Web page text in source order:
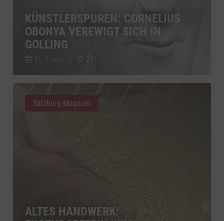
KÜNSTLERSPUREN: CORNELIUS
OBONYA VEREWIGT SICH IN
GOLLING
ALTES HANDWERK:
Salzburg Magazin